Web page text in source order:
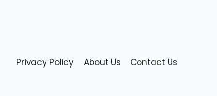
Privacy Policy About Us Contact Us